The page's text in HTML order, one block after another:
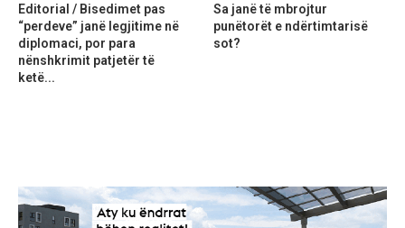
Editorial / Bisedimet pas
“perdeve” janë legjitime në
diplomaci, por para
nënshkrimit patjetër të
ketë...
Sa janë të mbrojtur
punëtorët e ndërtimtarisë
sot?